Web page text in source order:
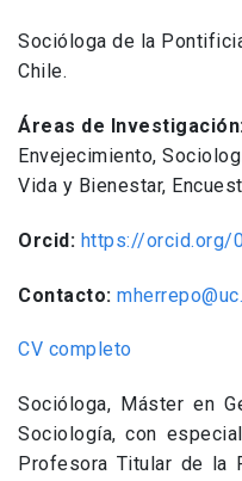
Socióloga de la
Chile.
Áreas de
Envejecimiento,
Vida y Bienestar,
Orcid: https://orcid.org/
Contacto:
CV completo
Socióloga, Máster en
Sociología, con
Profesora Titular de la